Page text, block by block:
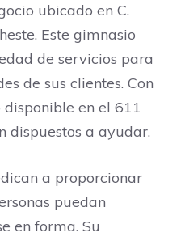
ubicado en C.
Este gimnasio
de servicios para
de sus clientes. Con
en el 611
dispuestos a ayudar.
a proporcionar
puedan
en forma. Su